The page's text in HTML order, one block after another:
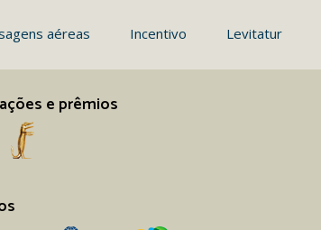
aéreas Incentivo Levitatur
e prêmios